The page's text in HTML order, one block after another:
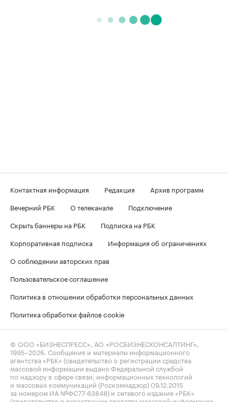
Контактная информация Редакция
Архив программ
Вечерний РБК
О телеканале
Подключение
Скрыть баннеры на РБК
Подписка на РБК
Корпоративная подписка
Информация об ограничениях
О соблюдении авторских прав
Пользовательское соглашение
Политика в отношении обработки персональных данных
Политика обработки файлов cookie
© ООО «БИЗНЕСПРЕСС», АО «РОСБИЗНЕСКОНСАЛТИНГ»,
1995–2026 . Сообщения и материалы информационного
агентства «РБК» (свидетельство о регистрации средства
массовой информации выдано Федеральной службой
по надзору в сфере связи, информационных технологий
и массовых коммуникаций (Роскомнадзор) 09.12.2015
за номером ИА №ФС77-63848) и сетевого издания «РБК»